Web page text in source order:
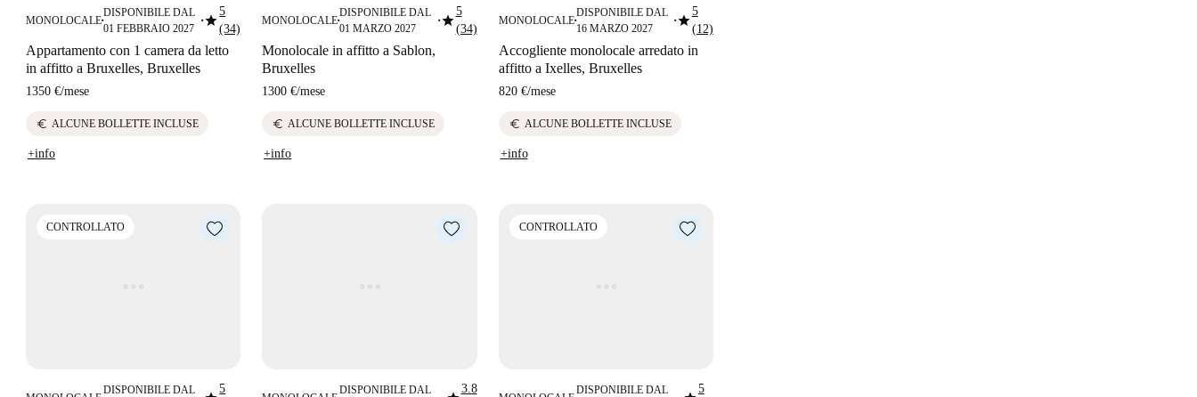
MONOLOCALE■
DISPONIBILE DAL
01 FEBBRAIO 2027
■star5
(34)
Appartamento con 1 camera da letto
in affitto a Bruxelles, Bruxelles
1350 €/mese
euro ALCUNE BOLLETTE INCLUSE
+info
MONOLOCALE■
DISPONIBILE DAL
01 MARZO 2027
■star5
(34)
Monolocale in affitto a Sablon,
Bruxelles
1300 €/mese
euro ALCUNE BOLLETTE INCLUSE
+info
MONOLOCALE■
DISPONIBILE DAL
16 MARZO 2027
■star5
(12)
Accogliente monolocale arredato in
affitto a Ixelles, Bruxelles
820 €/mese
euro ALCUNE BOLLETTE INCLUSE
+info
CONTROLLATO
DISPONIBILE DAL 5 DISPONIBILE DAL 3.8
CONTROLLATO
DISPONIBILE DAL 5